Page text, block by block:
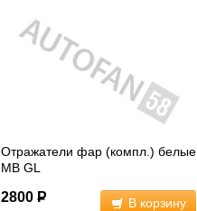
Отражатели фар (компл.) белые
MB GL
2800 Р В корзину